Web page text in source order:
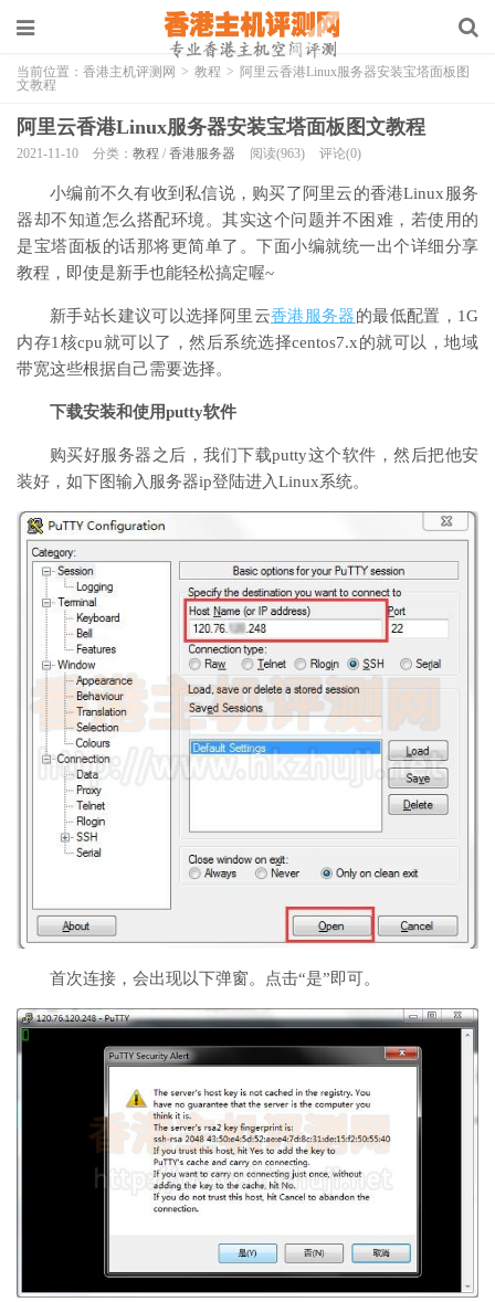
当前位置： 香港主机评测网 > 教程 > 阿里云香港Linux服务器安装宝塔面板图
文教程
阿里云香港Linux服务器安装宝塔面板图文教程
2021-11-10 分类： 教程 / 香港服务器 阅读(963) 评论(0)
小编前不久有收到私信说，购买了阿里云的香港Linux服务
器却不知道怎么搭配环境。其实这个问题并不困难，若使用的
是宝塔面板的话那将更简单了。下面小编就统一出个详细分享
教程，即使是新手也能轻松搞定喔~
新手站长建议可以选择阿里云香港服务器的最低配置，1G
内存1核cpu就可以了，然后系统选择centos7.x的就可以，地域
带宽这些根据自己需要选择。
下载安装和使用putty软件
购买好服务器之后，我们下载putty这个软件，然后把他安
装好，如下图输入服务器ip登陆进入Linux系统。
首次连接，会出现以下弹窗。点击“是”即可。